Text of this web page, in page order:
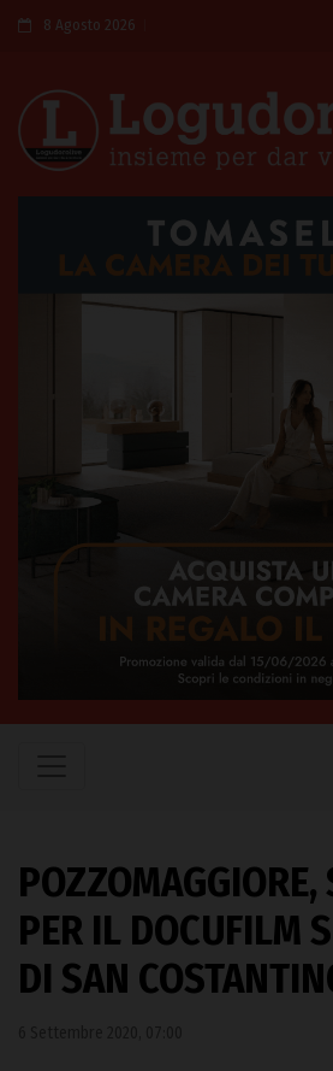
8 Agosto 2026
POZZOMAGGIORE,
PER IL DOCUFILM
DI SAN